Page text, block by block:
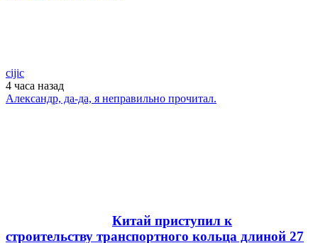
cijic
4 часа назад
Александр, да-да, я неправильно прочитал.
Китай приступил к
строительству транспортного кольца длиной 27